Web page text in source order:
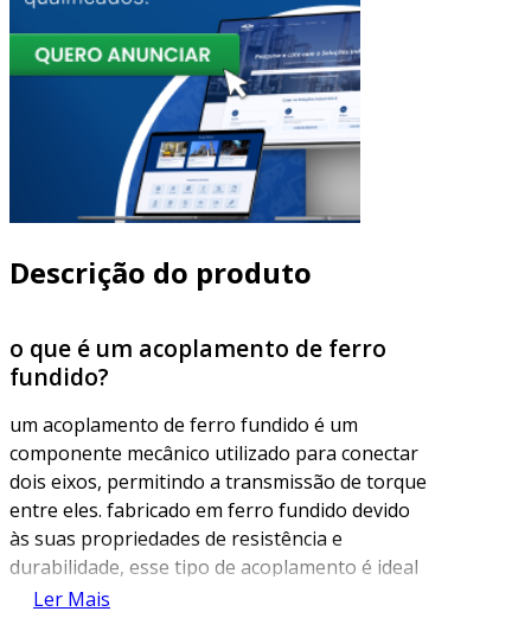
Descrição do produto
o que é um acoplamento de ferro
fundido?
um acoplamento de ferro fundido é um
componente mecânico utilizado para conectar
dois eixos, permitindo a transmissão de torque
entre eles. fabricado em ferro fundido devido
às suas propriedades de resistência e
durabilidade, esse tipo de acoplamento é ideal
para aplicações em ambientes industriais e de
Ler Mais